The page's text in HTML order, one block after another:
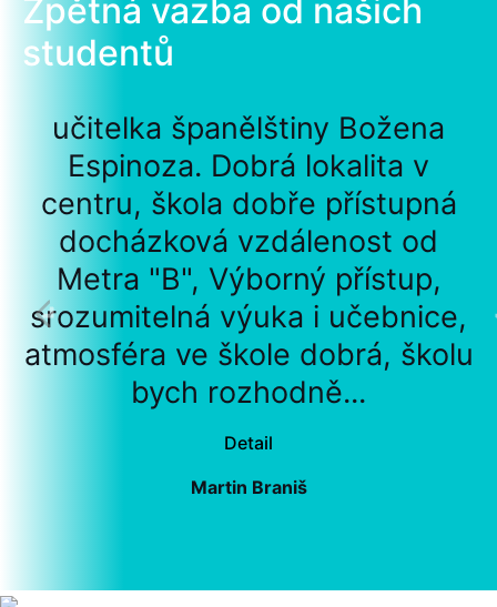
Zpětná vazba od našich
studentů
učitelka španělštiny Božena
Espinoza. Dobrá lokalita v
centru, škola dobře přístupná
docházková vzdálenost od
Metra "B", Výborný přístup,
srozumitelná výuka i učebnice,
atmosféra ve škole dobrá, školu
bych rozhodně...
Detail
Martin Braniš